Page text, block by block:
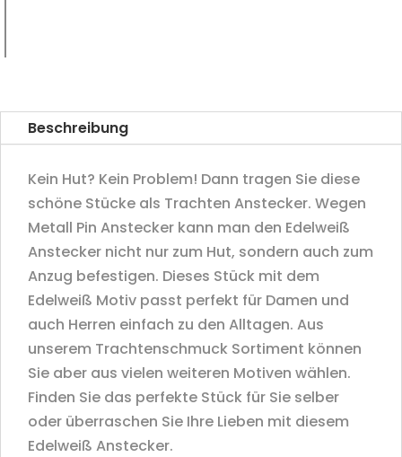
Beschreibung
Kein Hut? Kein Problem! Dann tragen Sie diese
schöne Stücke als Trachten Anstecker. Wegen
Metall Pin Anstecker kann man den Edelweiß
Anstecker nicht nur zum Hut, sondern auch zum
Anzug befestigen. Dieses Stück mit dem
Edelweiß Motiv passt perfekt für Damen und
auch Herren einfach zu den Alltagen. Aus
unserem Trachtenschmuck Sortiment können
Sie aber aus vielen weiteren Motiven wählen.
Finden Sie das perfekte Stück für Sie selber
oder überraschen Sie Ihre Lieben mit diesem
Edelweiß Anstecker.